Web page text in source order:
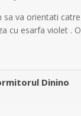
sa va orientati
cu esarfa violet .
Dinino